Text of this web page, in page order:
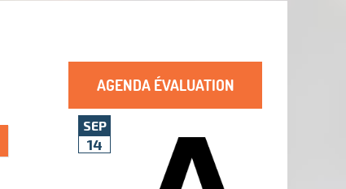
AGENDA ÉVALUATION
SEP
14